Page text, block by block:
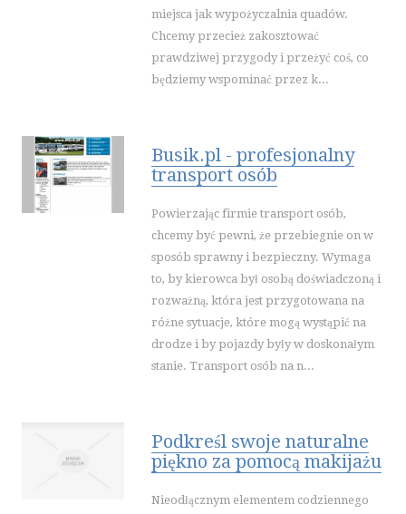
OPROGRAMOWANIE
STRONY INTERNETOWE
KONTAKT
miejsca jak wypożyczalnia quadów.
Chcemy przecież zakosztować
prawdziwej przygody i przeżyć coś, co
będziemy wspominać przez k...
Busik.pl - profesjonalny
transport osób
Powierzając firmie transport osób,
chcemy być pewni, że przebiegnie on w
sposób sprawny i bezpieczny. Wymaga
to, by kierowca był osobą doświadczoną i
rozważną, która jest przygotowana na
różne sytuacje, które mogą wystąpić na
drodze i by pojazdy były w doskonałym
stanie. Transport osób na n...
Podkreśl swoje naturalne
piękno za pomocą makijażu
Nieodłącznym elementem codziennego